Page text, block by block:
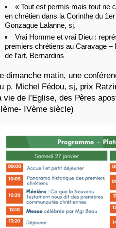
« Tout est permis mais tout ne
en chrétien dans la Corinthe du
Gonzague Lalanne, sj.
Vrai Homme et vrai Dieu :
premiers chrétiens au Caravage
de l’art, Bernardins
dimanche matin, une
p. Michel Fédou, sj, prix
vie de l’Eglise, des Pères
IVème siècle)